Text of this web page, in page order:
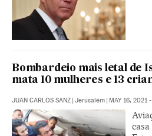
Bombardeio mais letal de
mata 10 mulheres e 13
JUAN CARLOS SANZ | Jerusalém | MAY 16, 2021